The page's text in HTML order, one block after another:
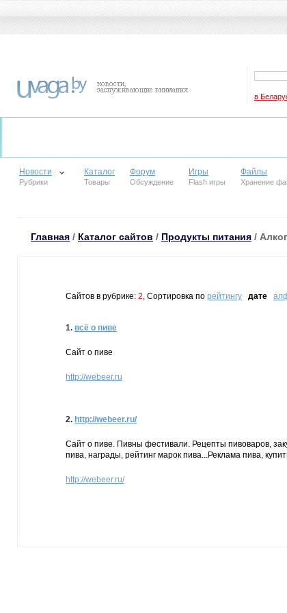
в
Новости
Рубрики
Каталог
Товары
Форум
Обсуждение
Игры
Flash игры
Файлы
Хранение
Главная / Каталог сайтов / Продукты питания /
Сайтов в рубрике: 2, Сортировка по рейтингу дате
1. всё о пиве
Сайт о пиве
http://webeer.ru
2. http://webeer.ru/
Сайт о пиве. Пивны фестивали. Рецепты пивоваров,
пива, награды, рейтинг марок пива...Реклама пива,
http://webeer.ru/